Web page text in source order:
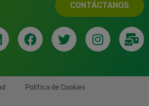
CONTÁCTANOS
Política de Cookies